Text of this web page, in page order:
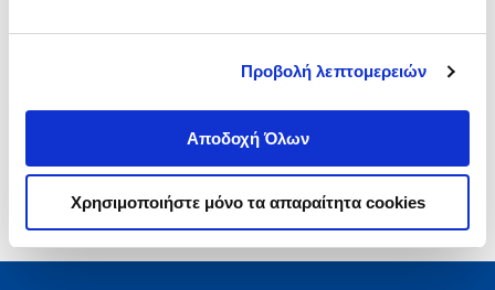
Προβολή λεπτομερειών
Αποδοχή Όλων
Χρησιμοποιήστε μόνο τα απαραίτητα cookies
1-1 από 1 προϊόντα